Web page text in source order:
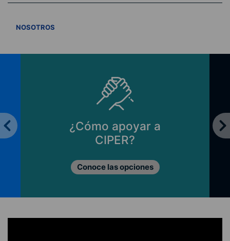
NOSOTROS
¿Cómo apoyar a
CIPER?
Conoce las opciones